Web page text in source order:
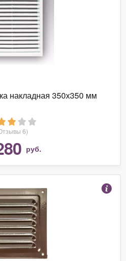
накладная 350х350 мм
6)
руб.